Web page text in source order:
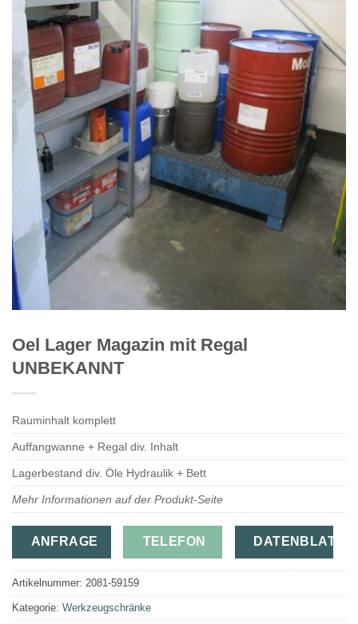
Oel Lager Magazin mit Regal
UNBEKANNT
Rauminhalt komplett
Auffangwanne + Regal div. Inhalt
Lagerbestand div. Öle Hydraulik + Bett
Mehr Informationen auf der Produkt-Seite
ANFRAGE TELEFON DATENBLATT
Artikelnummer: 2081-59159
Kategorie: Werkzeugschränke